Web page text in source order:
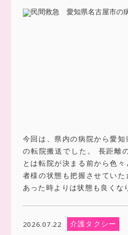
今回は、県内の病院から愛
の転院搬送でした。 長距離
とは転院が決まる前から色
者様の状態も把握させてい
あった時よりは状態も良く
2026.07.22 介護タクシー